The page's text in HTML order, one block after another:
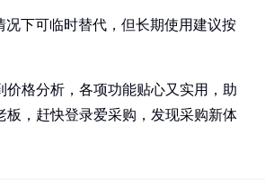
况下可临时替代，但长期使用建议按
价格分析，各项功能贴心又实用，助
板，赶快登录爱采购，发现采购新体